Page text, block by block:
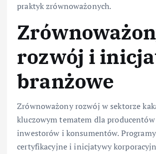
praktyk zrównoważonych.
rozwój i
branżowe
Zrównoważony rozwój w sektorze
kluczowym tematem dla producentów
inwestorów i konsumentów. Programy
certyfikacyjne i inicjatywy